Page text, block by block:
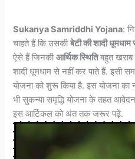
Sukanya Samriddhi Yojana:
चाहते हैं कि उसकीबेटी की शादी धूमधाम
ऐसे हैं जिनकीआर्थिक स्थितिबहुत खराब
शादी धूमधाम से नहीं कर पाते हैं. इसी
योजना को शुरू किया है. इस योजना का
भी सुकन्या समृद्धि योजना के तहत
इस आर्टिकल को अंत तक जरूर पढ़ें.